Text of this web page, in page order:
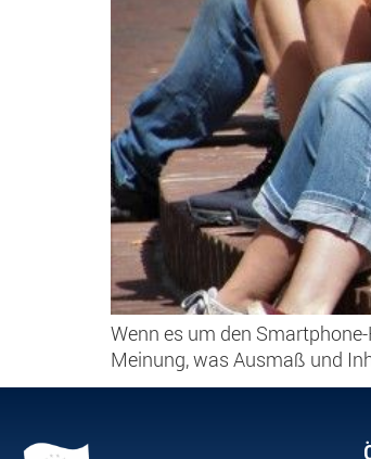
Wenn es um den
Meinung, was Ausmaß und